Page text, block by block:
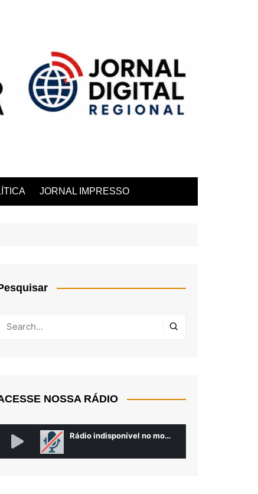
JORNAL IMPRESSO
NOSSA RÁDIO